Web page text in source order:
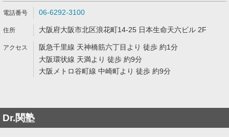
06-6292-3100
大阪府大阪市北区浪花町14-25 日本生命天六ビル 2F
阪急千里線 天神橋筋六丁目より 徒歩 約1分
大阪環状線 天満より 徒歩 約9分
大阪メトロ谷町線 中崎町より 徒歩 約9分
Dr.関塾